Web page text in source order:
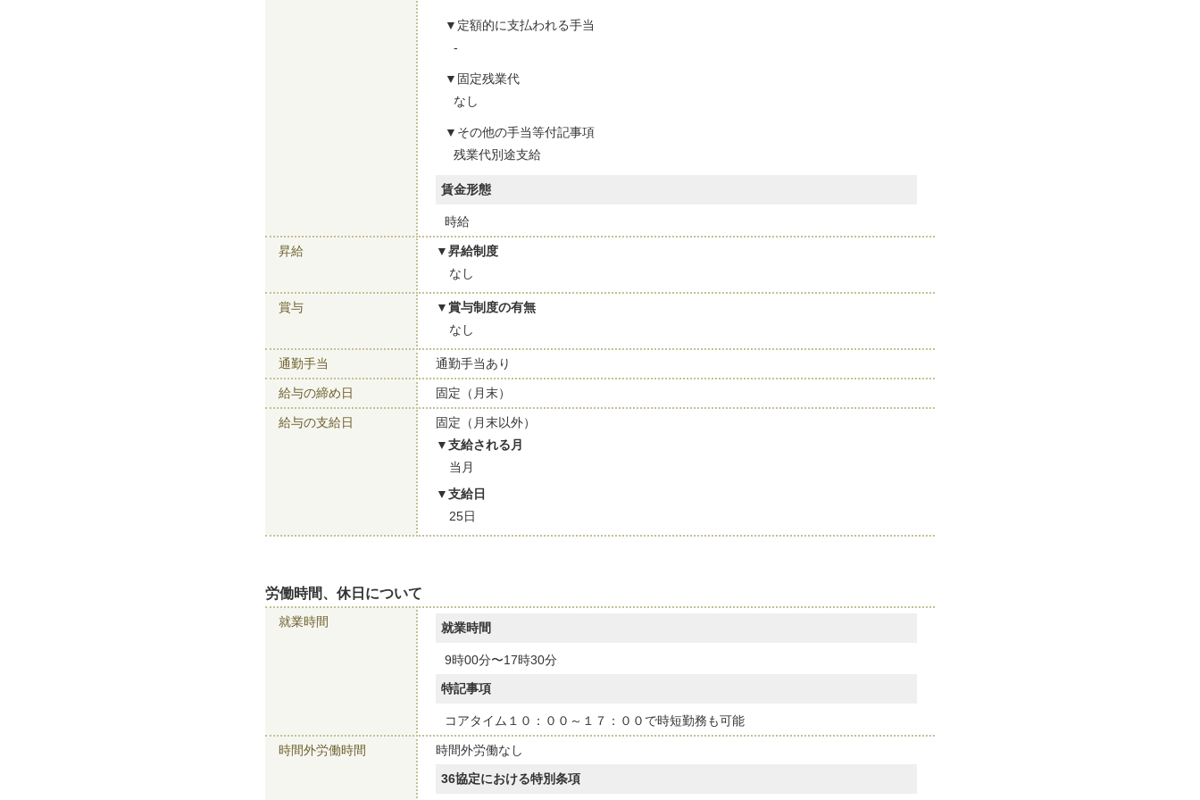
定額的に支払われる手当
-
固定残業代
なし
その他の手当等付記事項
残業代別途支給
賃金形態
時給
昇給
昇給制度
なし
賞与
賞与制度の有無
なし
通勤手当 通勤手当あり
給与の締め日 固定（月末）
給与の支給日
固定（月末以外）
支給される月
当月
支給日
25日
労働時間、休日について
就業時間 就業時間
9時00分〜17時30分
特記事項
コアタイム１０：００～１７：００で時短勤務も可能
時間外労働時間
時間外労働なし
36協定における特別条項